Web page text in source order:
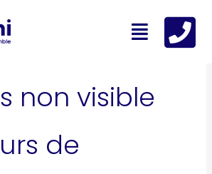
Menu
non visible
de